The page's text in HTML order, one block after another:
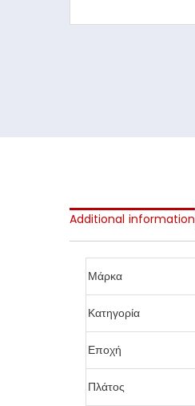
Additional information
Μάρκα
Κατηγορία
Εποχή
Πλάτος